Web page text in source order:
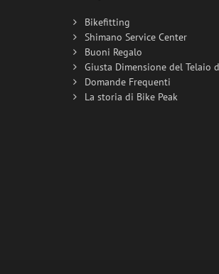
Bikefitting
Shimano Service Center
Buoni Regalo
Giusta Dimensione del Telaio
Domande Frequenti
La storia di Bike Peak